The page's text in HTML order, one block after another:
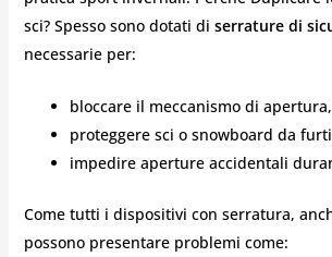
sci? Spesso sono dotati di serrature di
necessarie per:
bloccare il meccanismo di apertura,
proteggere sci o snowboard da
impedire aperture accidentali
Come tutti i dispositivi con serratura,
possono presentare problemi come: